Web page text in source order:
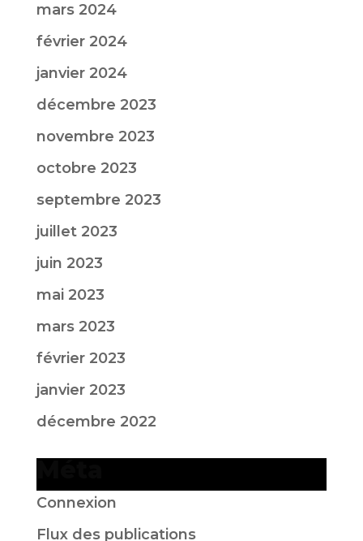
mars 2024
février 2024
janvier 2024
décembre 2023
novembre 2023
octobre 2023
septembre 2023
juillet 2023
juin 2023
mai 2023
mars 2023
février 2023
janvier 2023
décembre 2022
Connexion
Flux des publications